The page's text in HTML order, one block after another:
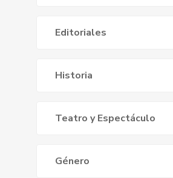
Editoriales
Historia
Teatro y Espectáculo
Género